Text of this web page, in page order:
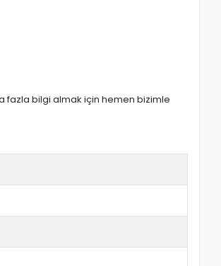
fazla bilgi almak için hemen bizimle